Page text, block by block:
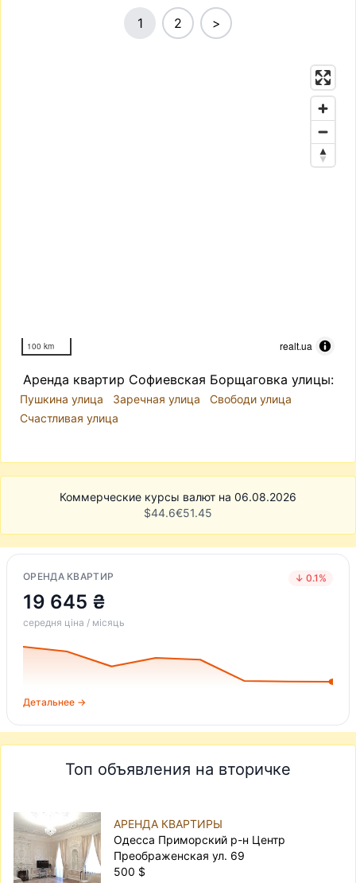
1 2 >
100 km realt.ua
Аренда квартир Софиевская Борщаговка улицы:
Пушкина улица Заречная улица
Свободи улица
Счастливая улица
Коммерческие курсы валют на 06.08.2026
$44.6€51.45
ОРЕНДА КВАРТИР ↓ 0.1%
19 645 ₴
середня ціна / місяць
Детальнее →
Топ объявления на вторичке
АРЕНДА КВАРТИРЫ
Одесса Приморский р-н Центр
Преображенская ул. 69
500 $